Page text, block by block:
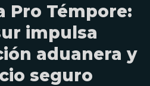
Pro Témpore:
impulsa
aduanera y
seguro